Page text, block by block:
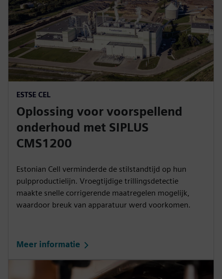
ESTSE CEL
Oplossing voor voorspellend
onderhoud met SIPLUS
CMS1200
Estonian Cell verminderde de stilstandtijd op hun
pulpproductielijn. Vroegtijdige trillingsdetectie
maakte snelle corrigerende maatregelen mogelijk,
waardoor breuk van apparatuur werd voorkomen.
Meer informatie